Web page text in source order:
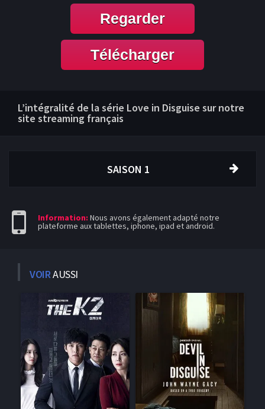
Regarder
Télécharger
L’intégralité de la série Love in Disguise sur notre
site streaming français
SAISON 1
Information: Nous avons également adapté notre
plateforme aux tablettes, iphone, ipad et android.
VOIRAUSSI